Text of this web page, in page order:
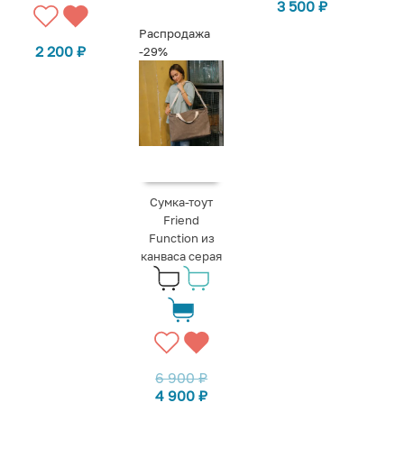
2 200₽
3 500₽
Распродажа
-29%
Сумка-тоут
Friend
Function из
канваса серая
6 900₽
4 900₽